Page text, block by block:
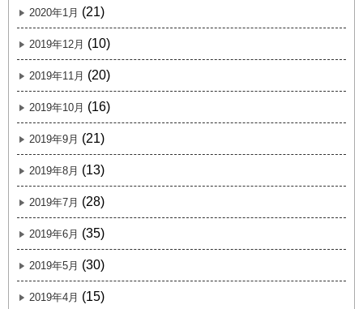
2020年1月 (21)
2019年12月 (10)
2019年11月 (20)
2019年10月 (16)
2019年9月 (21)
2019年8月 (13)
2019年7月 (28)
2019年6月 (35)
2019年5月 (30)
2019年4月 (15)